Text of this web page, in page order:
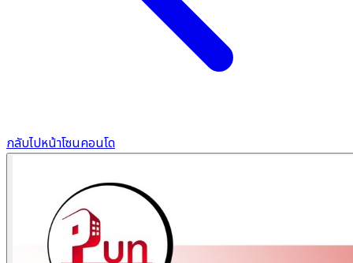
กลับไปหน้าโซนคอนโด